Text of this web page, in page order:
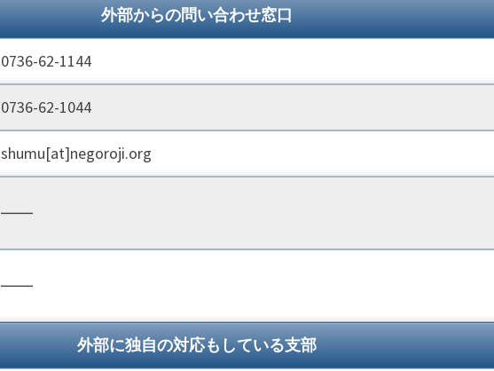
外部からの問い合わせ窓口
0736-62-1144
0736-62-1044
shumu[at]negoroji.org
――
――
外部に独自の対応もしている支部